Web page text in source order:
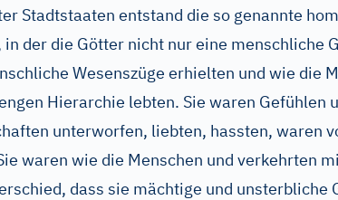
Stadtstaaten entstand die so genannte
in der die Götter nicht nur eine menschliche
Wesenszüge erhielten und wie die
Hierarchie lebten. Sie waren Gefühlen
unterworfen, liebten, hassten, waren
waren wie die Menschen und verkehrten
dass sie mächtige und unsterbliche